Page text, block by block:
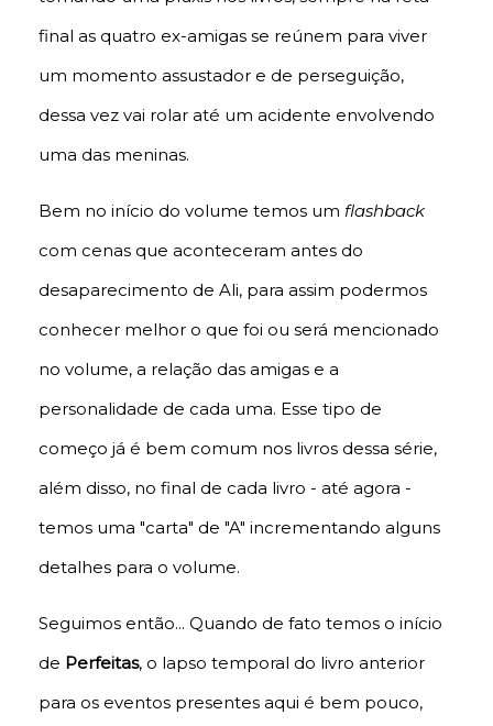
final as quatro ex-amigas se reúnem para viver
um momento assustador e de perseguição,
dessa vez vai rolar até um acidente envolvendo
uma das meninas.
Bem no início do volume temos um flashback
com cenas que aconteceram antes do
desaparecimento de Ali, para assim podermos
conhecer melhor o que foi ou será mencionado
no volume, a relação das amigas e a
personalidade de cada uma. Esse tipo de
começo já é bem comum nos livros dessa série,
além disso, no final de cada livro - até agora -
temos uma "carta" de "A" incrementando alguns
detalhes para o volume.
Seguimos então... Quando de fato temos o início
de Perfeitas, o lapso temporal do livro anterior
para os eventos presentes aqui é bem pouco,